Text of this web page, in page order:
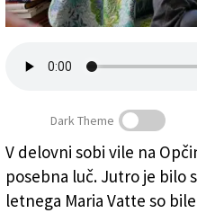
Mario Vatta
Dark Theme
V delovni sobi vile na
posebna luč. Jutro je bilo
letnega Maria Vatte so